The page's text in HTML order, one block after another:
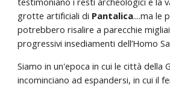
grotte artificiali di Pantalica....ma le
potrebbero risalire a parecchie
progressivi insediamenti dell’Homo
Siamo in un'epoca in cui le città della
incominciano ad espandersi, in cui il